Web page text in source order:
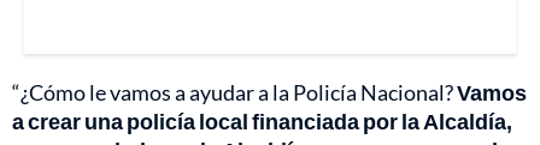
“¿Cómo le vamos a ayudar a la Policía Nacional?Vamos
a crear una policía local financiada por la Alcaldía,